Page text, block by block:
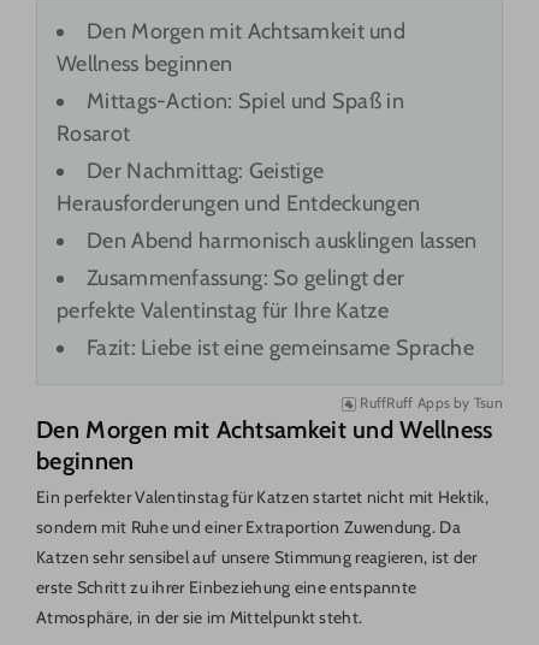
Den Morgen mit Achtsamkeit und
Wellness beginnen
Mittags-Action: Spiel und Spaß in
Rosarot
Der Nachmittag: Geistige
Herausforderungen und Entdeckungen
Den Abend harmonisch ausklingen lassen
Zusammenfassung: So gelingt der
perfekte Valentinstag für Ihre Katze
Fazit: Liebe ist eine gemeinsame Sprache
RuffRuff Apps by Tsun
Den Morgen mit Achtsamkeit und Wellness
beginnen
Ein perfekter Valentinstag für Katzen startet nicht mit Hektik,
sondern mit Ruhe und einer Extraportion Zuwendung. Da
Katzen sehr sensibel auf unsere Stimmung reagieren, ist der
erste Schritt zu ihrer Einbeziehung eine entspannte
Atmosphäre, in der sie im Mittelpunkt steht.